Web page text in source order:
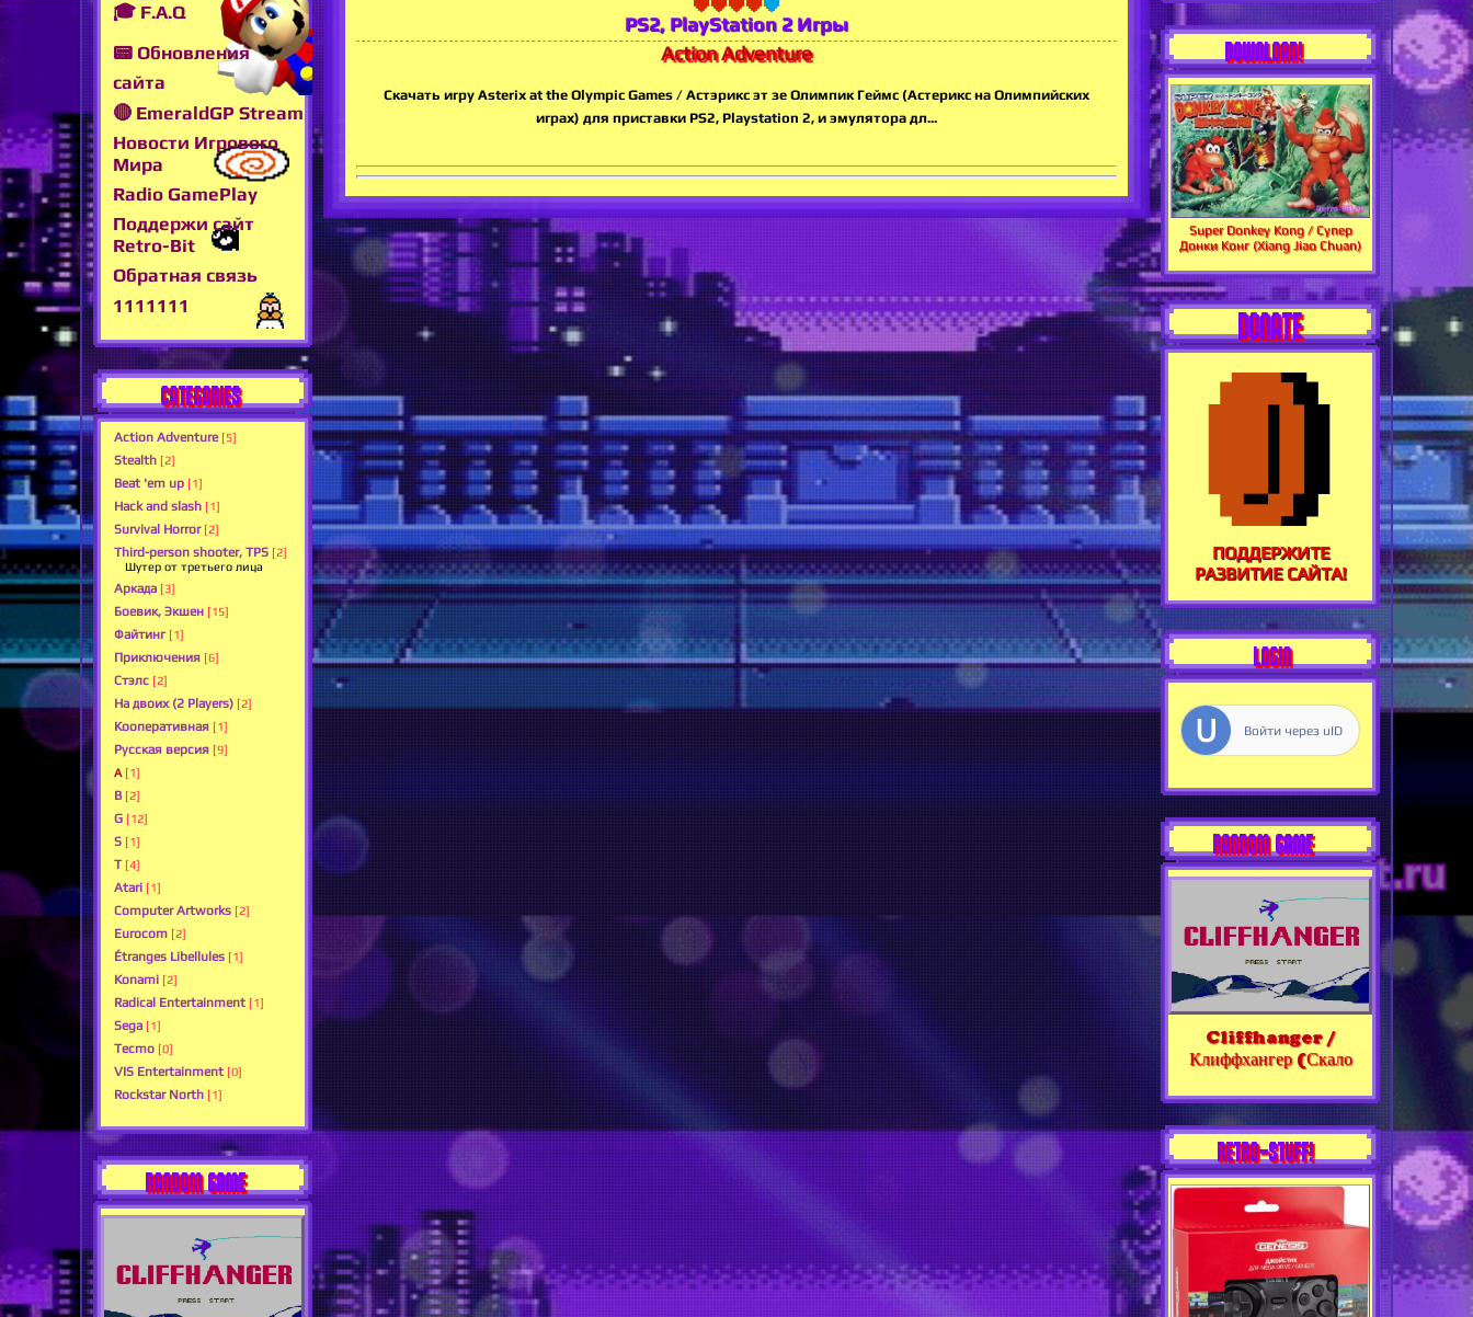
🎓 F.A.Q
📟 Обновления
сайта
🔴 EmeraldGP Stream
Новости Игрового
Мира
Radio GamePlay
Поддержи сайт
Retro-Bit
Обратная связь
1111111
CATEGORIES
Action Adventure [5]
Stealth [2]
Beat 'em up [1]
Hack and slash [1]
Survival Horror [2]
Third-person shooter, TPS [2]
Шутер от третьего лица
Аркада [3]
Боевик, Экшен [15]
Файтинг [1]
Приключения [6]
Стэлс [2]
На двоих (2 Players) [2]
Кооперативная [1]
Русская версия [9]
A [1]
B [2]
G [12]
S [1]
T [4]
Atari [1]
Computer Artworks [2]
Eurocom [2]
Étranges Libellules [1]
Konami [2]
Radical Entertainment [1]
Sega [1]
Tecmo [0]
VIS Entertainment [0]
Rockstar North [1]
RANDOM GAME
PS2, PlayStation 2 Игры
Action Adventure
Скачать игру Asterix at the Olympic Games / Астэрикс эт зе Олимпик Геймс (Астерикс на Олимпийских
играх) для приставки PS2, Playstation 2, и эмулятора дл...
DOWNLOAD!
Super Donkey Kong / Супер
Донки Конг (Xiang Jiao Chuan)
DONATE
ПОДДЕРЖИТЕ
РАЗВИТИЕ САЙТА!
LOGIN
Войти через uID
RANDOM GAME
Cliffhanger /
Клиффхангер (Скало
RETRO-STUFF!